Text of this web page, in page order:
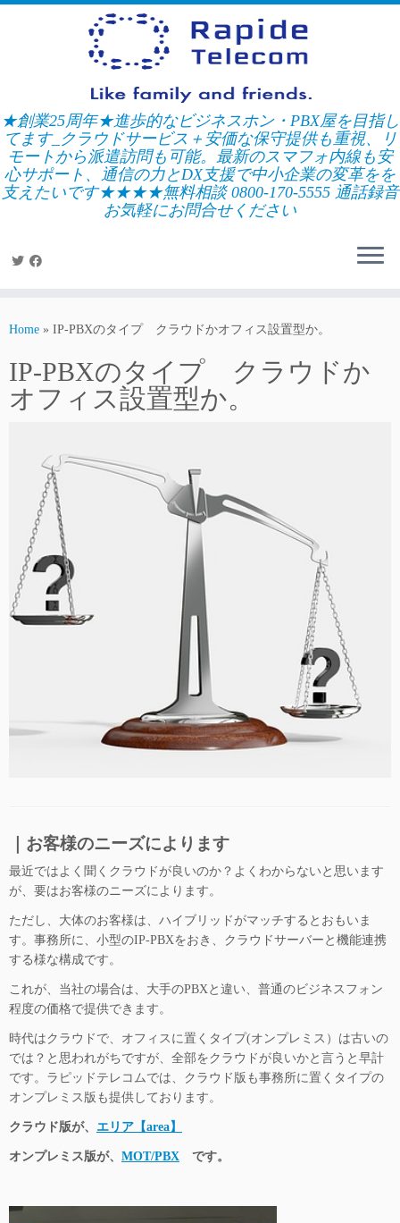
Skip
★創業25周年★進歩的なビジネスホン・PBX屋を目指し
てます_クラウドサービス＋安価な保守提供も重視、リ
モートから派遣訪問も可能。最新のスマフォ内線も安
心サポート、通信の力とDX支援で中小企業の変革をを
支えたいです★★★★無料相談 0800-170-5555 通話録音
お気軽にお問合せください
Home » IP-PBXのタイプ クラウドかオフィス設置型か。
IP-PBXのタイプ クラウドか
オフィス設置型か。
｜お客様のニーズによります
最近ではよく聞くクラウドが良いのか？よくわからないと思います
が、要はお客様のニーズによります。
ただし、大体のお客様は、ハイブリッドがマッチするとおもいま
す。事務所に、小型のIP-PBXをおき、クラウドサーバーと機能連携
する様な構成です。
これが、当社の場合は、大手のPBXと違い、普通のビジネスフォン
程度の価格で提供できます。
時代はクラウドで、オフィスに置くタイプ(オンプレミス）は古いの
では？と思われがちですが、全部をクラウドが良いかと言うと早計
です。 ラピッドテレコムでは、クラウド版も事務所に置くタイプの
オンプレミス版も提供しております。
クラウド版が、 エリア【area】
オンプレミス版が、 MOT/PBX です。